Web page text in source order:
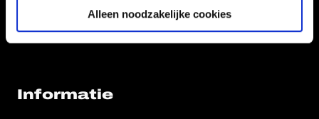
Alleen noodzakelijke cookies
SUPPORTERS
BUSINESS
Informatie